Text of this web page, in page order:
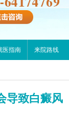
医指南 来院路线
导致白癜风